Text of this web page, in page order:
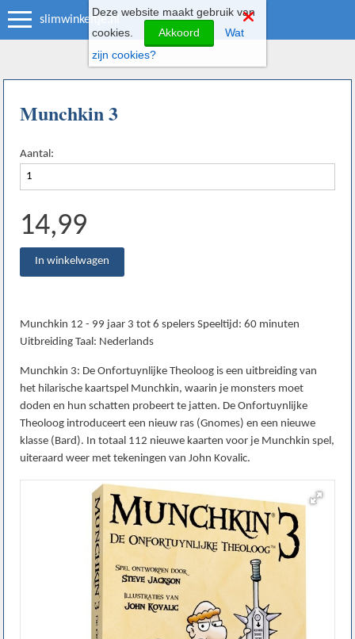
slimwinkeltje.nl
Munchkin 3
Aantal:
14,99
Munchkin 12 - 99 jaar 3 tot 6 spelers Speeltijd: 60 minuten
Uitbreiding Taal: Nederlands
Munchkin 3: De Onfortuynlijke Theoloog is een uitbreiding van
het hilarische kaartspel Munchkin, waarin je monsters moet
doden en hun schatten probeert te jatten. De Onfortuynlijke
Theoloog introduceert een nieuw ras (Gnomes) en een nieuwe
klasse (Bard). In totaal 112 nieuwe kaarten voor je Munchkin spel,
uiteraard weer met tekeningen van John Kovalic.
Deze website maakt gebruik van
cookies.
Akkoord
Wat
zijn cookies?